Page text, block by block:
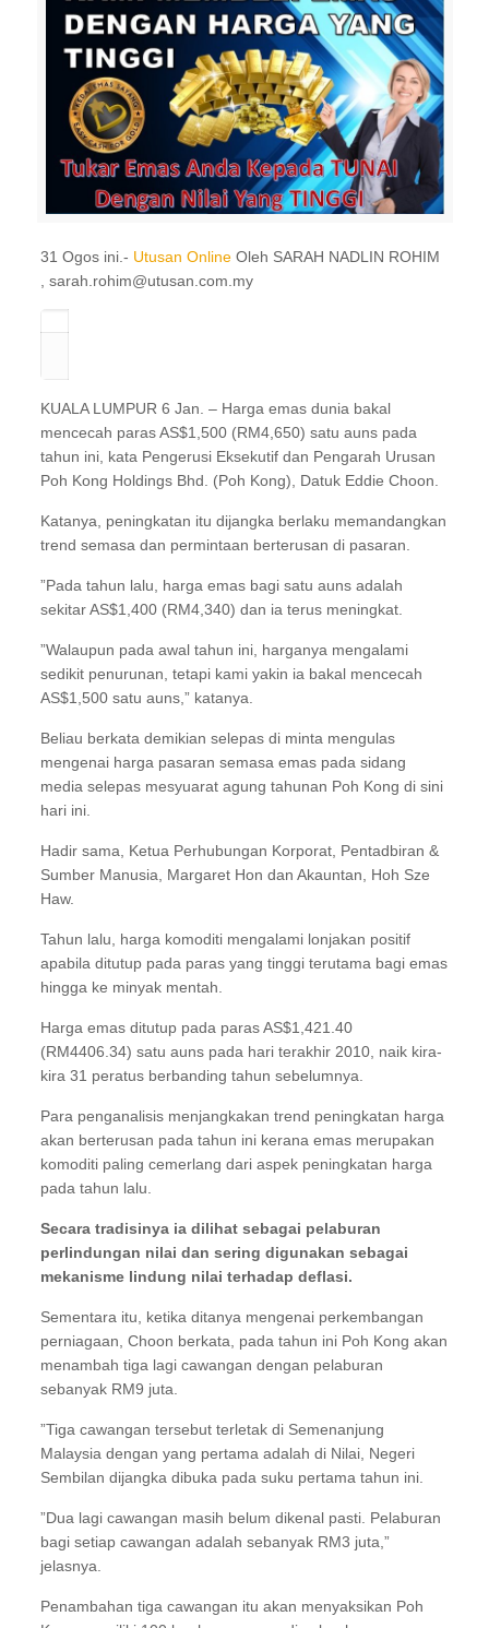
31 Ogos ini.- Utusan Online Oleh SARAH NADLIN ROHIM
, sarah.rohim@utusan.com.my
KUALA LUMPUR 6 Jan. – Harga emas dunia bakal
mencecah paras AS$1,500 (RM4,650) satu auns pada
tahun ini, kata Pengerusi Eksekutif dan Pengarah Urusan
Poh Kong Holdings Bhd. (Poh Kong), Datuk Eddie Choon.
Katanya, peningkatan itu dijangka berlaku memandangkan
trend semasa dan permintaan berterusan di pasaran.
”Pada tahun lalu, harga emas bagi satu auns adalah
sekitar AS$1,400 (RM4,340) dan ia terus meningkat.
”Walaupun pada awal tahun ini, harganya mengalami
sedikit penurunan, tetapi kami yakin ia bakal mencecah
AS$1,500 satu auns,” katanya.
Beliau berkata demikian selepas di minta mengulas
mengenai harga pasaran semasa emas pada sidang
media selepas mesyuarat agung tahunan Poh Kong di sini
hari ini.
Hadir sama, Ketua Perhubungan Korporat, Pentadbiran &
Sumber Manusia, Margaret Hon dan Akauntan, Hoh Sze
Haw.
Tahun lalu, harga komoditi mengalami lonjakan positif
apabila ditutup pada paras yang tinggi terutama bagi emas
hingga ke minyak mentah.
Harga emas ditutup pada paras AS$1,421.40
(RM4406.34) satu auns pada hari terakhir 2010, naik kira-
kira 31 peratus berbanding tahun sebelumnya.
Para penganalisis menjangkakan trend peningkatan harga
akan berterusan pada tahun ini kerana emas merupakan
komoditi paling cemerlang dari aspek peningkatan harga
pada tahun lalu.
Secara tradisinya ia dilihat sebagai pelaburan
perlindungan nilai dan sering digunakan sebagai
mekanisme lindung nilai terhadap deflasi.
Sementara itu, ketika ditanya mengenai perkembangan
perniagaan, Choon berkata, pada tahun ini Poh Kong akan
menambah tiga lagi cawangan dengan pelaburan
sebanyak RM9 juta.
”Tiga cawangan tersebut terletak di Semenanjung
Malaysia dengan yang pertama adalah di Nilai, Negeri
Sembilan dijangka dibuka pada suku pertama tahun ini.
”Dua lagi cawangan masih belum dikenal pasti. Pelaburan
bagi setiap cawangan adalah sebanyak RM3 juta,”
jelasnya.
Penambahan tiga cawangan itu akan menyaksikan Poh